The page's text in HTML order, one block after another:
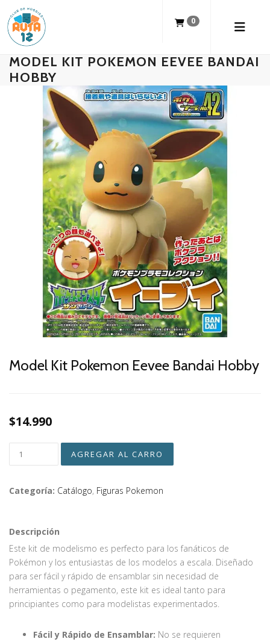
0
MODEL KIT POKEMON EEVEE BANDAI
HOBBY
Model Kit Pokemon Eevee Bandai Hobby
$14.990
Categoría: Catálogo, Figuras Pokemon
Descripción
Este kit de modelismo es perfecto para los fanáticos de
Pokémon y los entusiastas de los modelos a escala. Diseñado
para ser fácil y rápido de ensamblar sin necesidad de
herramientas o pegamento, este kit es ideal tanto para
principiantes como para modelistas experimentados.
Fácil y Rápido de Ensamblar: No se requieren